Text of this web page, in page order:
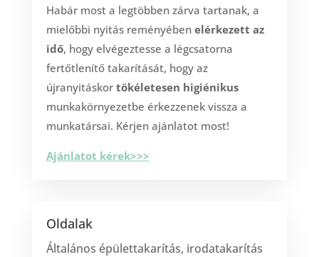
Habár most a legtöbben zárva tartanak, a
mielőbbi nyitás reményében elérkezett az
idő, hogy elvégeztesse a légcsatorna
fertőtlenítő takarítását, hogy az
újranyitáskor tökéletesen higiénikus
munkakörnyezetbe érkezzenek vissza a
munkatársai. Kérjen ajánlatot most!
Ajánlatot kérek>>>
Oldalak
Általános épülettakarítás, irodatakarítás